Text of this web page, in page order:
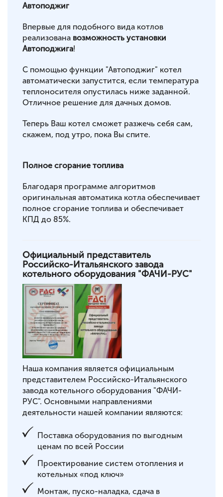
Автоподжиг
Впервые для подобного вида котлов
реализована возможность установки
Автоподжига!
С помощью функции "Автоподжиг" котел
автоматически запустится, если температура
теплоносителя опустилась ниже заданной.
Отличное решение для дачных домов.
Теперь Ваш котел сможет разжечь себя сам,
скажем, под утро, пока Вы спите.
Полное сгорание топлива
Благодаря программе алгоритмов
оригинальная автоматика котла обеспечивает
полное сгорание топлива и обеспечивает
КПД до 85%.
Официальный представитель
Российско-Итальянского завода
котельного оборудования "ФАЧИ-РУС"
Наша компания является официальным
представителем Российско-Итальянского
завода котельного оборудования "ФАЧИ-
РУС". Основными направлениями
деятельности нашей компании являются:
Поставка оборудования по выгодным
ценам по всей России
Проектирование систем отопления и
котельных «под ключ»
Монтаж, пуско-наладка, сдача в